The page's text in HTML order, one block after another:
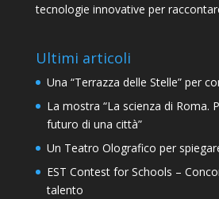
tecnologie innovative per
Ultimi articoli
Una “Terrazza delle Stelle” per
La mostra “La scienza di Roma.
futuro di una città”
Un Teatro Olografico per
EST Contest for Schools –
talento